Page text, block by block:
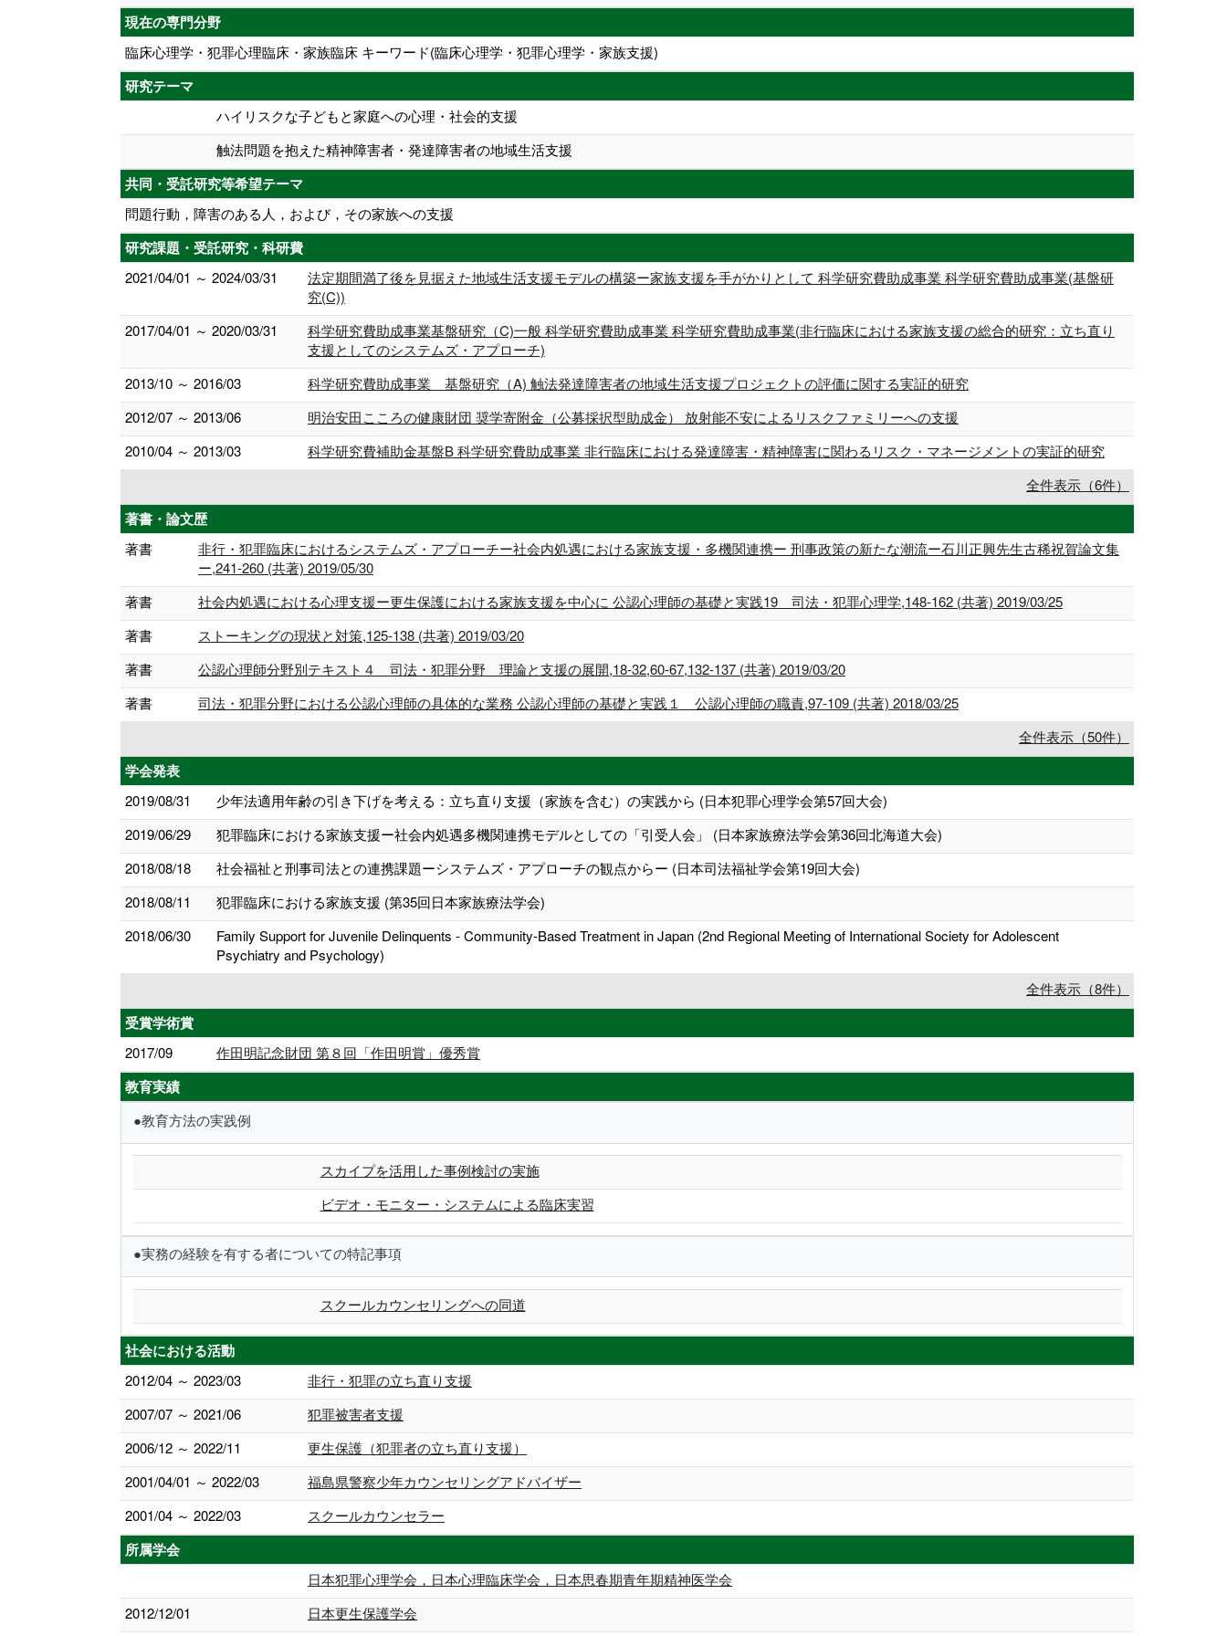
現在の専門分野
臨床心理学・犯罪心理臨床・家族臨床 キーワード(臨床心理学・犯罪心理学・家族支援)
研究テーマ
ハイリスクな子どもと家庭への心理・社会的支援
触法問題を抱えた精神障害者・発達障害者の地域生活支援
共同・受託研究等希望テーマ
問題行動，障害のある人，および，その家族への支援
研究課題・受託研究・科研費
2021/04/01 ～ 2024/03/31
法定期間満了後を見据えた地域生活支援モデルの構築ー家族支援を手がかりとして 科学研究費助成事業 科学研究費助成事業(基盤研
究(C))
2017/04/01 ～ 2020/03/31
科学研究費助成事業基盤研究（C)一般 科学研究費助成事業 科学研究費助成事業(非行臨床における家族支援の総合的研究：立ち直り
支援としてのシステムズ・アプローチ)
2013/10 ～ 2016/03
科学研究費助成事業 基盤研究（A) 触法発達障害者の地域生活支援プロジェクトの評価に関する実証的研究
2012/07 ～ 2013/06
明治安田こころの健康財団 奨学寄附金（公募採択型助成金） 放射能不安によるリスクファミリーへの支援
2010/04 ～ 2013/03
科学研究費補助金基盤B 科学研究費助成事業 非行臨床における発達障害・精神障害に関わるリスク・マネージメントの実証的研究
全件表示（6件）
著書・論文歴
著書
非行・犯罪臨床におけるシステムズ・アプローチー社会内処遇における家族支援・多機関連携ー 刑事政策の新たな潮流ー石川正興先生古稀祝賀論文集
ー,241-260 (共著) 2019/05/30
著書
社会内処遇における心理支援ー更生保護における家族支援を中心に 公認心理師の基礎と実践19 司法・犯罪心理学,148-162 (共著) 2019/03/25
著書
ストーキングの現状と対策,125-138 (共著) 2019/03/20
著書
公認心理師分野別テキスト４ 司法・犯罪分野 理論と支援の展開,18-32,60-67,132-137 (共著) 2019/03/20
著書
司法・犯罪分野における公認心理師の具体的な業務 公認心理師の基礎と実践１ 公認心理師の職責,97-109 (共著) 2018/03/25
全件表示（50件）
学会発表
2019/08/31
少年法適用年齢の引き下げを考える：立ち直り支援（家族を含む）の実践から (日本犯罪心理学会第57回大会)
2019/06/29
犯罪臨床における家族支援ー社会内処遇多機関連携モデルとしての「引受人会」 (日本家族療法学会第36回北海道大会)
2018/08/18
社会福祉と刑事司法との連携課題ーシステムズ・アプローチの観点からー (日本司法福祉学会第19回大会)
2018/08/11
犯罪臨床における家族支援 (第35回日本家族療法学会)
2018/06/30
Family Support for Juvenile Delinquents - Community-Based Treatment in Japan (2nd Regional Meeting of International Society for Adolescent
Psychiatry and Psychology)
全件表示（8件）
受賞学術賞
2017/09 作田明記念財団 第８回「作田明賞」優秀賞
教育実績
●教育方法の実践例
スカイプを活用した事例検討の実施
ビデオ・モニター・システムによる臨床実習
●実務の経験を有する者についての特記事項
スクールカウンセリングへの同道
社会における活動
2012/04 ～ 2023/03
非行・犯罪の立ち直り支援
2007/07 ～ 2021/06
犯罪被害者支援
2006/12 ～ 2022/11
更生保護（犯罪者の立ち直り支援）
2001/04/01 ～ 2022/03
福島県警察少年カウンセリングアドバイザー
2001/04 ～ 2022/03
スクールカウンセラー
所属学会
日本犯罪心理学会，日本心理臨床学会，日本思春期青年期精神医学会
2012/12/01
日本更生保護学会